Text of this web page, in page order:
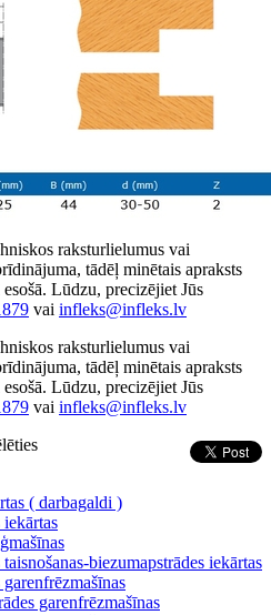
raksturlielumus vai
tādēļ minētais apraksts
Lūdzu, precizējiet Jūs
vai infleks@infleks.lv
raksturlielumus vai
tādēļ minētais apraksts
Lūdzu, precizējiet Jūs
vai infleks@infleks.lv
( darbagaldi )
biezumapstrādes iekārtas
garenfrēzmašīnas
garenfrēzmašīnas